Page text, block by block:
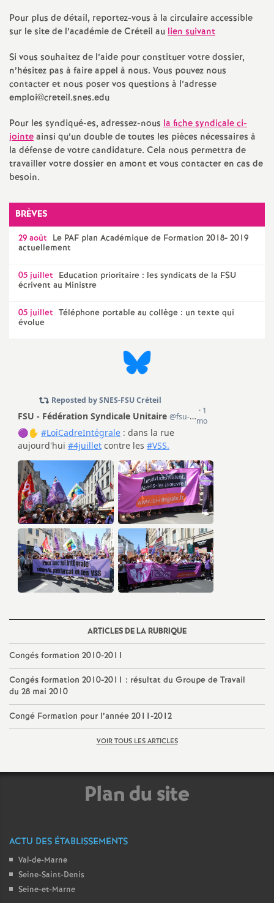
s
E
n
s
e
n
e
m
t
s
d
e
S
e
c
o
n
d
d
g
Pour plus de détail, reportez-vous à la circulaire accessible
sur le site de l’académie de Créteil aulien suivant
Si vous souhaitez de l’aide pour constituer votre dossier,
n’hésitez pas à faire appel à nous. Vous pouvez nous
contacter et nous poser vos questions à l’adresse
emploi@creteil.snes.edu
Pour les syndiqué-es, adressez-nous la fiche syndicale ci-
jointeainsi qu’un double de toutes les pièces nécessaires à
la défense de votre candidature. Cela nous permettra de
travailler votre dossier en amont et vous contacter en cas de
besoin.
BRÈVES
29 août Le PAF plan Académique de Formation 2018- 2019
actuellement
05 juillet Education prioritaire : les syndicats de la FSU
écrivent au Ministre
05 juillet Téléphone portable au collège : un texte qui
évolue
ARTICLES DE LA RUBRIQUE
Congés formation 2010-2011
Congés formation 2010-2011 : résultat du Groupe de Travail
du 28 mai 2010
Congé Formation pour l’année 2011-2012
VOIR TOUS LES ARTICLES
Plan du site
ACTU DES ÉTABLISSEMENTS
Val-de-Marne
Seine-Saint-Denis
Seine-et-Marne